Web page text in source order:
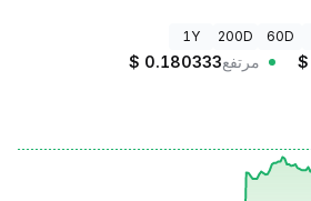
60D
200D
1Y
$ مرتفع $ 0.180333